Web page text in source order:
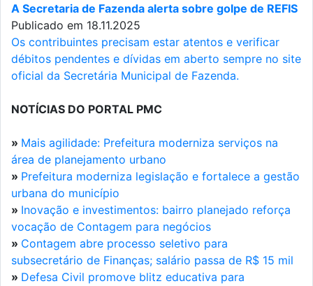
A Secretaria de Fazenda alerta sobre golpe de REFIS
Publicado em 18.11.2025
Os contribuintes precisam estar atentos e verificar
débitos pendentes e dívidas em aberto sempre no site
oficial da Secretária Municipal de Fazenda.
NOTÍCIAS DO PORTAL PMC
» Mais agilidade: Prefeitura moderniza serviços na
área de planejamento urbano
» Prefeitura moderniza legislação e fortalece a gestão
urbana do município
» Inovação e investimentos: bairro planejado reforça
vocação de Contagem para negócios
» Contagem abre processo seletivo para
subsecretário de Finanças; salário passa de R$ 15 mil
» Defesa Civil promove blitz educativa para